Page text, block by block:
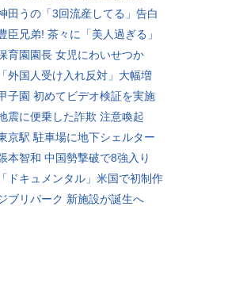
田うの「3回流産してる」告白
臣兄弟! 茶々に「美人過ぎる」
育園園長 女児にわいせつか
「外国人受け入れ反対」大幅増
子園 初めてビデオ検証を実施
震に便乗した詐欺 注意喚起
京駅 駐車場に地下シェルター
本智和 中国勢撃破で8強入り
「ドキュメンタル」米国で初制作
ブリパーク 新施設が誕生へ